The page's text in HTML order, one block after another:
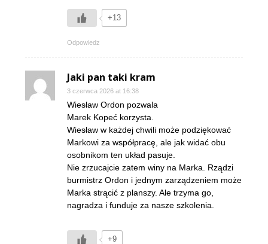
+13
Odpowiedz
Jaki pan taki kram
3 czerwca 2026 at 16:38
Wiesław Ordon pozwala
Marek Kopeć korzysta.
Wiesław w każdej chwili może podziękować
Markowi za współpracę, ale jak widać obu
osobnikom ten układ pasuje.
Nie zrzucajcie zatem winy na Marka. Rządzi
burmistrz Ordon i jednym zarządzeniem może
Marka strącić z planszy. Ale trzyma go,
nagradza i funduje za nasze szkolenia.
+9